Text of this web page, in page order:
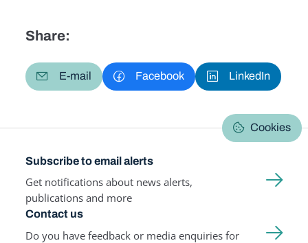
Share:
E-mail Facebook LinkedIn
Cookies
Subscribe to email alerts
Get notifications about news alerts,
publications and more
Contact us
Do you have feedback or media enquiries for